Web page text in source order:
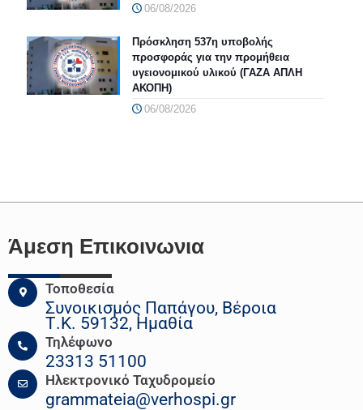
06/08/2026
Πρόσκληση 537η υποβολής
προσφοράς για την προμήθεια
υγειονομικού υλικού (ΓΑΖΑ ΑΠΛΗ
ΑΚΟΠΗ)
06/08/2026
Άμεση Επικοινωνια
Τοποθεσία
Συνοικισμός Παπάγου, Βέροια
Τ.Κ. 59132, Ημαθία
Τηλέφωνο
23313 51100
Ηλεκτρονικό Ταχυδρομείο
grammateia@verhospi.gr